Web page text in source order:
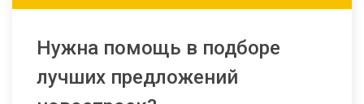
Нужна помощь в подборе
лучших предложений